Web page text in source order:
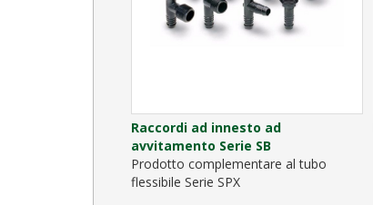
Raccordi ad innesto ad
avvitamento Serie SB
Prodotto complementare al tubo
flessibile Serie SPX